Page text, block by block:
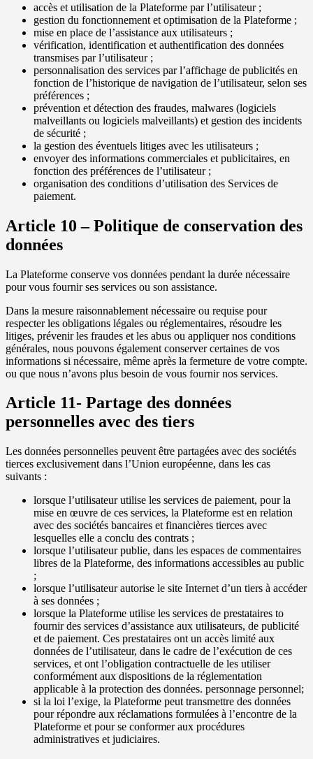
accès et utilisation de la Plateforme par l’utilisateur ;
gestion du fonctionnement et optimisation de la Plateforme ;
mise en place de l’assistance aux utilisateurs ;
vérification, identification et authentification des données
transmises par l’utilisateur ;
personnalisation des services par l’affichage de publicités en
fonction de l’historique de navigation de l’utilisateur, selon ses
préférences ;
prévention et détection des fraudes, malwares (logiciels
malveillants ou logiciels malveillants) et gestion des incidents
de sécurité ;
la gestion des éventuels litiges avec les utilisateurs ;
envoyer des informations commerciales et publicitaires, en
fonction des préférences de l’utilisateur ;
organisation des conditions d’utilisation des Services de
paiement.
Article 10 – Politique de conservation des
données
La Plateforme conserve vos données pendant la durée nécessaire
pour vous fournir ses services ou son assistance.
Dans la mesure raisonnablement nécessaire ou requise pour
respecter les obligations légales ou réglementaires, résoudre les
litiges, prévenir les fraudes et les abus ou appliquer nos conditions
générales, nous pouvons également conserver certaines de vos
informations si nécessaire, même après la fermeture de votre compte.
ou que nous n’avons plus besoin de vous fournir nos services.
Article 11- Partage des données
personnelles avec des tiers
Les données personnelles peuvent être partagées avec des sociétés
tierces exclusivement dans l’Union européenne, dans les cas
suivants :
lorsque l’utilisateur utilise les services de paiement, pour la
mise en œuvre de ces services, la Plateforme est en relation
avec des sociétés bancaires et financières tierces avec
lesquelles elle a conclu des contrats ;
lorsque l’utilisateur publie, dans les espaces de commentaires
libres de la Plateforme, des informations accessibles au public
;
lorsque l’utilisateur autorise le site Internet d’un tiers à accéder
à ses données ;
lorsque la Plateforme utilise les services de prestataires to
fournir des services d’assistance aux utilisateurs, de publicité
et de paiement. Ces prestataires ont un accès limité aux
données de l’utilisateur, dans le cadre de l’exécution de ces
services, et ont l’obligation contractuelle de les utiliser
conformément aux dispositions de la réglementation
applicable à la protection des données. personnage personnel;
si la loi l’exige, la Plateforme peut transmettre des données
pour répondre aux réclamations formulées à l’encontre de la
Plateforme et pour se conformer aux procédures
administratives et judiciaires.